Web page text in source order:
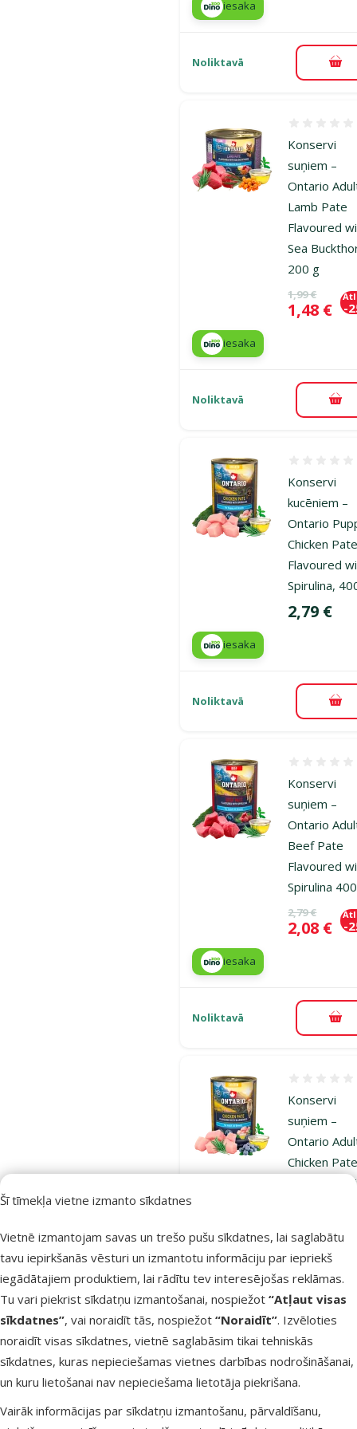
Šī tīmekļa vietne izmanto sīkdatnes
Vietnē izmantojam savas un trešo pušu sīkdatnes, lai saglabātu
tavu iepirkšanās vēsturi un izmantotu informāciju par iepriekš
iegādātajiem produktiem, lai rādītu tev interesējošas reklāmas.
Tu vari piekrist sīkdatņu izmantošanai, nospiežot “Atļaut visas
sīkdatnes”, vai noraidīt tās, nospiežot “Noraidīt”. Izvēloties
noraidīt visas sīkdatnes, vietnē saglabāsim tikai tehniskās
sīkdatnes, kuras nepieciešamas vietnes darbības nodrošināšanai,
un kuru lietošanai nav nepieciešama lietotāja piekrišana.
Vairāk informācijas par sīkdatņu izmantošanu, pārvaldīšanu,
iesaka
Noliktavā
Konservi
suņiem –
Ontario
Lamb Pate
Flavoured
Sea
200 g
Oriģinālā
1,99 €
Cena
1,48 € -
iesaka
Noliktavā
Konservi
kucēniem –
Ontario
Chicken
Flavoured
Spirulina,
Cena
2,79 €
iesaka
Noliktavā
Konservi
suņiem –
Ontario
Beef Pate
Flavoured
Spirulina
Oriģinālā
2,79 €
Cena
2,08 € -
iesaka
Noliktavā
Konservi
suņiem –
Ontario
Chicken
Flavoured
Cena
2,79 €
iesaka
Noliktavā
Konservi